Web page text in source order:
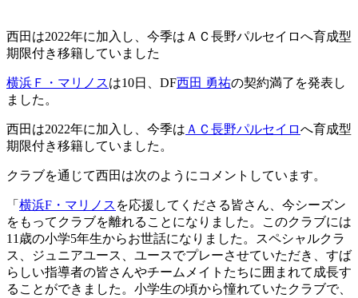
西田は2022年に加入し、今季はＡＣ長野パルセイロへ育成型
期限付き移籍していました
横浜Ｆ・マリノスは10日、DF西田 勇祐の契約満了を発表し
ました。
西田は2022年に加入し、今季は ＡＣ長野パルセイロへ育成型
期限付き移籍していました。
クラブを通じて西田は次のようにコメントしています。
「 横浜F・マリノス を応援してくださる皆さん、今シーズン
をもってクラブを離れることになりました。このクラブには
11歳の小学5年生からお世話になりました。スペシャルクラ
ス、ジュニアユース、ユースでプレーさせていただき、すば
らしい指導者の皆さんやチームメイトたちに囲まれて成長す
ることができました。小学生の頃から憧れていたクラブで、